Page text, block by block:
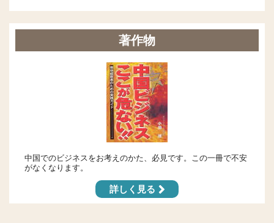
著作物
中国でのビジネスをお考えのかた、必見です。この一冊で不安
がなくなります。
詳しく見る